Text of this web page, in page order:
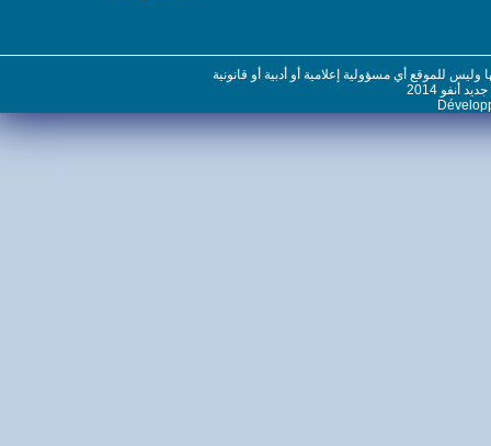
للموقع أي مسؤولية إعلامية أو أدبية أو قانونية
2014